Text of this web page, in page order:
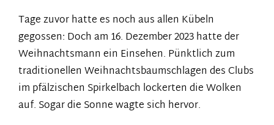
Tage zuvor hatte es noch aus allen Kübeln
gegossen: Doch am 16. Dezember 2023 hatte der
Weihnachtsmann ein Einsehen. Pünktlich zum
traditionellen Weihnachtsbaumschlagen des Clubs
im pfälzischen Spirkelbach lockerten die Wolken
auf. Sogar die Sonne wagte sich hervor.